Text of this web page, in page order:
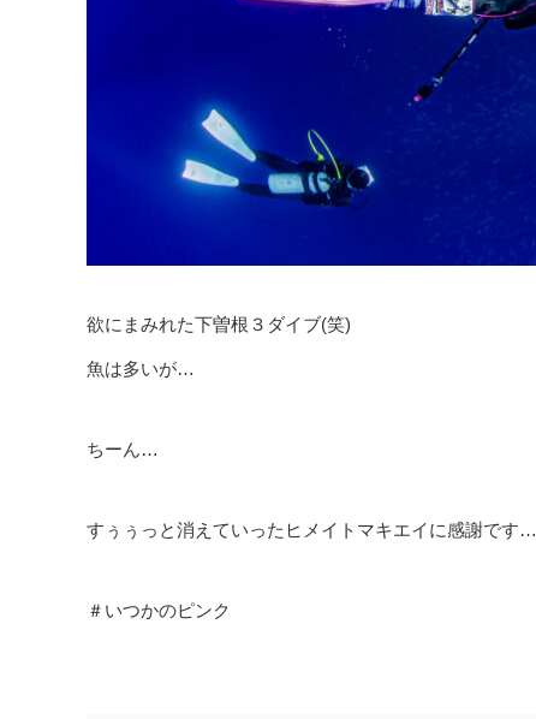
欲にまみれた下曽根３ダイブ(笑)
魚は多いが…
ちーん…
すぅぅっと消えていったヒメイトマキエイに感謝です…
＃いつかのピンク